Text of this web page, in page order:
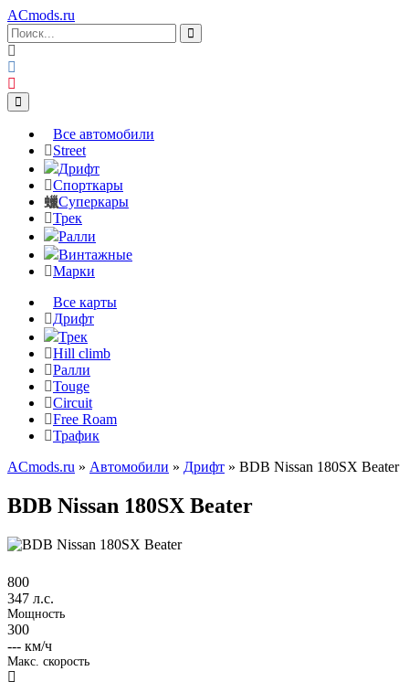
ACmods.ru
Все автомобили
Street
Дрифт
Спорткары
Суперкары
Трек
Ралли
Винтажные
Марки
Все карты
Дрифт
Трек
Hill climb
Ралли
Touge
Circuit
Free Roam
Трафик
ACmods.ru » Автомобили » Дрифт » BDB Nissan 180SX Beater
BDB Nissan 180SX Beater
800
347 л.с.
Мощность
300
--- км/ч
Макс. скорость